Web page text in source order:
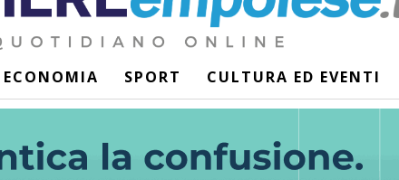
ECONOMIA SPORT CULTURA ED EVENTI